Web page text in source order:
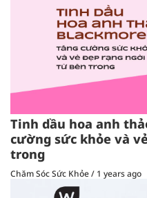
Tinh dầu hoa anh
cường sức khỏe và
trong
Chăm Sóc Sức Khỏe/ 1 years ago